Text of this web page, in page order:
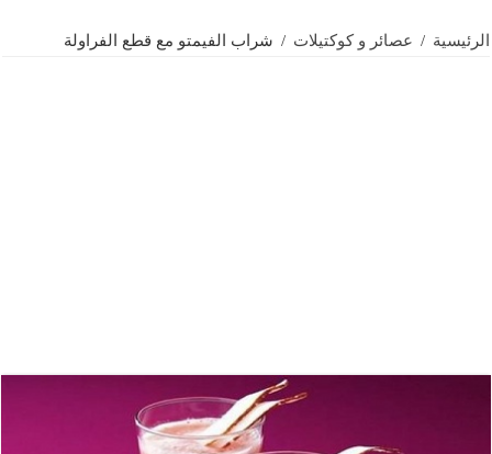
الرئيسية / عصائر و كوكتيلات / شراب الفيمتو مع قطع الفراولة